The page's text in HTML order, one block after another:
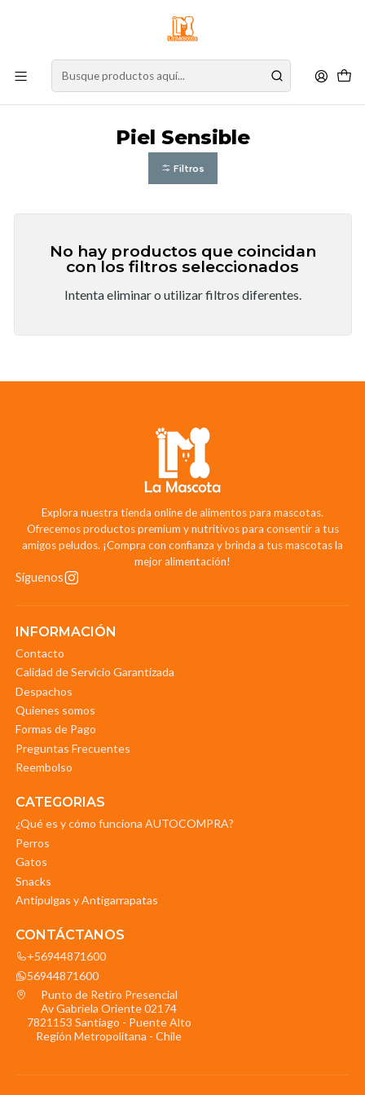
Nuestro stock online es independiente de la tienda física.
Compre por la web para garantizar sus productos y espere nuestra
Perro Alimento para Perros
Cuidados Especiales
Piel Sensible
Piel Sensible
Filtros
No hay productos que coincidan
con los filtros seleccionados
Intenta eliminar o utilizar filtros diferentes.
Explora nuestra tienda online de alimentos para mascotas.
Ofrecemos productos premium y nutritivos para consentir a tus
amigos peludos. ¡Compra con confianza y brinda a tus mascotas la
mejor alimentación!
Síguenos
INFORMACIÓN
Contacto
Calidad de Servicio Garantizada
Despachos
Quienes somos
Formas de Pago
Preguntas Frecuentes
Reembolso
CATEGORIAS
¿Qué es y cómo funciona AUTOCOMPRA?
Perros
Gatos
Snacks
Antipulgas y Antigarrapatas
CONTÁCTANOS
+56944871600
56944871600
Punto de Retiro Presencial
Av Gabriela Oriente 02174
7821153 Santiago - Puente Alto
Región Metropolitana - Chile